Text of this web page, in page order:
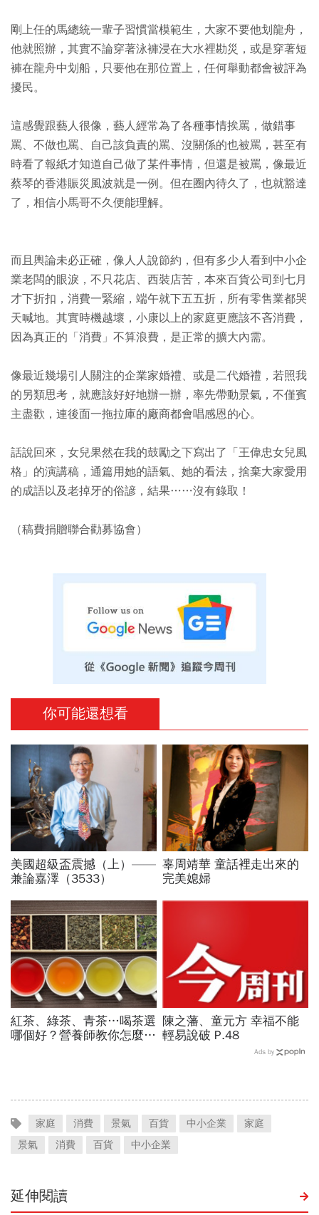
剛上任的馬總統一輩子習慣當模範生，大家不要他划龍舟，
他就照辦，其實不論穿著泳褲浸在大水裡勘災，或是穿著短
褲在龍舟中划船，只要他在那位置上，任何舉動都會被評為
擾民。
這感覺跟藝人很像，藝人經常為了各種事情挨罵，做錯事
罵、不做也罵、自己該負責的罵、沒關係的也被罵，甚至有
時看了報紙才知道自己做了某件事情，但還是被罵，像最近
蔡琴的香港賑災風波就是一例。但在圈內待久了，也就豁達
了，相信小馬哥不久便能理解。
而且輿論未必正確，像人人說節約，但有多少人看到中小企
業老闆的眼淚，不只花店、西裝店苦，本來百貨公司到七月
才下折扣，消費一緊縮，端午就下五五折，所有零售業都哭
天喊地。其實時機越壞，小康以上的家庭更應該不吝消費，
因為真正的「消費」不算浪費，是正常的擴大內需。
像最近幾場引人關注的企業家婚禮、或是二代婚禮，若照我
的另類思考，就應該好好地辦一辦，率先帶動景氣，不僅賓
主盡歡，連後面一拖拉庫的廠商都會唱感恩的心。
話說回來，女兒果然在我的鼓勵之下寫出了「王偉忠女兒風
格」的演講稿，通篇用她的語氣、她的看法，捨棄大家愛用
的成語以及老掉牙的俗諺，結果……沒有錄取！
（稿費捐贈聯合勸募協會）
你可能還想看
美國超級盃震撼（上）——
兼論嘉澤（3533）
辜周靖華 童話裡走出來的
完美媳婦
紅茶、綠茶、青茶…喝茶選
哪個好？營養師教你怎麼挑
陳之藩、童元方 幸福不能
輕易說破 P.48
Ads by
家庭 消費 景氣 百貨 中小企業
家庭
景氣
消費 百貨 中小企業
延伸閱讀